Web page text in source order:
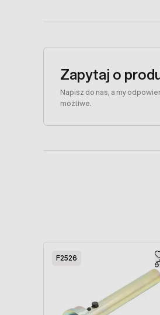
Zapytaj o
Napisz do nas, a my
możliwe.
F2526